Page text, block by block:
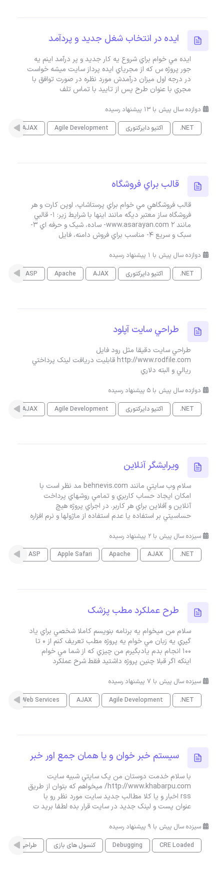
ايده در انتخاب شغل جديد و پردآمد
ايده مي خوام براي شروع يه کار جديد و پر درآمد اينم يه
جور پروژه س که از مجرياي ايده پرداز سايت ميشه خواست
در درجه اول ميزان درآمدش مورد نظره در صورت توافق با
مجري با عنوان طرح پس از تاييد با تماس تلف
دوازده سال پیش با 13 پیشنهاد رسیده
.NET
اکتیو دایرکتوری Agile Development
AJAX
قالب براي فروشگاه
قالب فروشگاهي مي خوام براي پرستاشاپ، اوپن کارت و هر
فروشگاه ساز معتبر ديگه مانند اينها با شرايط زير: 1- قالبي
مانند www.asarayan.com 2- ساده، شيک و حرفه اي 3-
سبک و سريع 4- مناسب براي فروش دامنه، فايل
دوازده سال پیش با 1 پیشنهاد رسیده
.NET
اکتیو دایرکتوری AJAX
Apache
ASP
طراحي سايت آپلود
طراحي سايت دقيقا مثل رود فايل
http://www.rodfile.com قابليت دريافت لينک پرداختي
ريالي و البته دلاري
دوازده سال پیش با 5 پیشنهاد رسیده
.NET
اکتیو دایرکتوری Agile Development
AJAX
ويرايشگر آنلاين
سلام وب سايتي مانند behnevis.com مد نظر است با
امکان ايجاد حساب کاربري و تمامي روشهاي پرداخت
آنلاين و آفلاين براي هر کاربر. در اجراي پروژه هيچ
حساسيتي بر استفاده يا عدم استفاده از ماژولها و نرم افزاره
سیزده سال پیش با 2 پیشنهاد رسیده
.NET
AJAX
Apache
Apple Safari
ASP
طرح عملکرد مطب پزشک
سلام من ميخوام يه برنامه بنويسم کاملا شخصي براي ياد
گيري يه زبان مي خوام يه پروژه مطب تعريف کنم از 0 تا
100 انجام بدم يادبگيرم من چيزي که از شما مي خوام
اينکه اگر قبلا چنين پروژه داشتيد فقط شرح عملکرد
سیزده سال پیش با 7 پیشنهاد رسیده
.NET
Agile Development
AJAX
Web Services
سيستم خبر خوان و يا همان جمع اور خبر
با سلام خدمت دوستان من يک سايتي شبيه سايت
http://www.khabarpu.com/ ميخواهم که بتوان از طريق
rss اخبار و يا کلا مطالب جديد سايت مورد نظر رو با
عنوان پست و لينک جديد در سايت قرار بده لطفا بريد ت
سیزده سال پیش با 9 پیشنهاد رسیده
CRE Loaded
Debugging کنسول های بازی طراحی بازی